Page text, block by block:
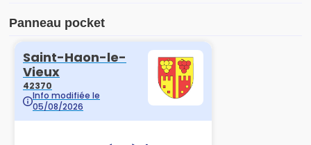
Saisir un dossier par voie électronique
Renseignements administratifs
Tarifs communaux
Etat-civil
Panneau pocket